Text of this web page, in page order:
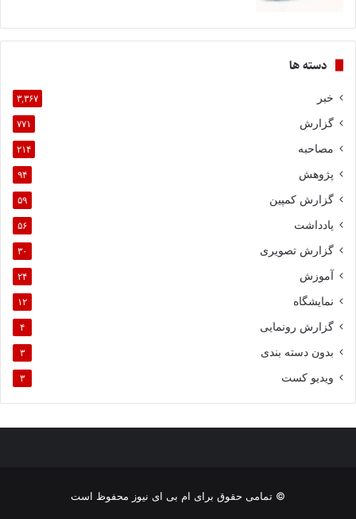
دسته ها
خبر ۳,۳۶۷
گزارش ۷۷۱
مصاحبه ۲۱۴
پژوهش ۹۴
گزارش کمپین ۵۹
یادداشت ۵۶
گزارش تصویری ۳۰
آموزش ۲۴
نمایشگاه ۱۲
گزارش رونمایی ۴
بدون دسته بندی ۳
ویدیو کست ۳
© تمامی حقوق برای ام بی ای نیوز محفوظ است